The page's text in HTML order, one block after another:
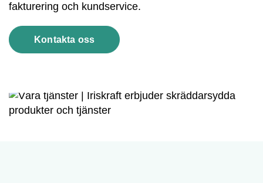
fakturering och kundservice.
Kontakta oss